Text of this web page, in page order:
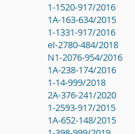
1-1520-917/2016
1A-163-634/2015
1-1331-917/2016
eI-2780-484/2018
N1-2076-954/2016
1A-238-174/2016
1-14-999/2018
2A-376-241/2020
1-2593-917/2015
1A-652-148/2015